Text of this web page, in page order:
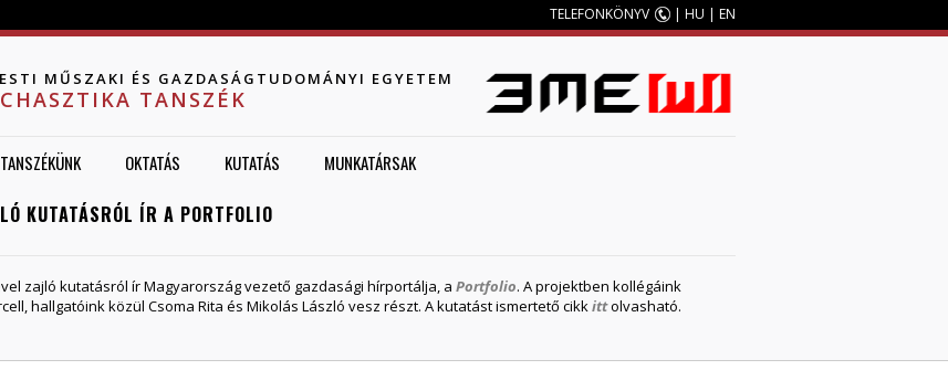
TELEFONKÖNYV | HU | EN
MŰSZAKI ÉS GAZDASÁGTUDOMÁNYI EGYETEM
TANSZÉK
TANSZÉKÜNK OKTATÁS KUTATÁS MUNKATÁRSAK
KUTATÁSRÓL ÍR A PORTFOLIO
zajló kutatásról ír Magyarország vezető gazdasági hírportálja, a Portfolio. A projektben kollégáink
hallgatóink közül Csoma Rita és Mikolás László vesz részt. A kutatást ismertető cikkittolvasható.